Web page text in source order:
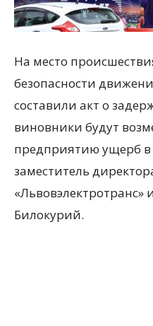
На место
безопасности
составили акт о
виновники будут
предприятию ущерб в
заместитель
Билокурий.